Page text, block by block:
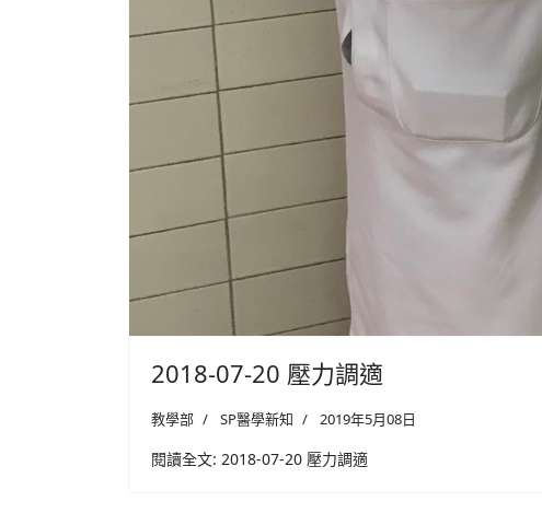
2018-07-20 壓力調適
教學部 SP醫學新知 2019年5月08日
閱讀全文: 2018-07-20 壓力調適